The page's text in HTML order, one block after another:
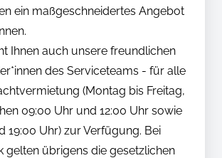
ein maßgeschneidertes Angebot
Ihnen auch unsere freundlichen
des Serviceteams - für alle
(Montag bis Freitag,
09:00 Uhr und 12:00 Uhr sowie
19:00 Uhr) zur Verfügung. Bei
gelten übrigens die gesetzlichen